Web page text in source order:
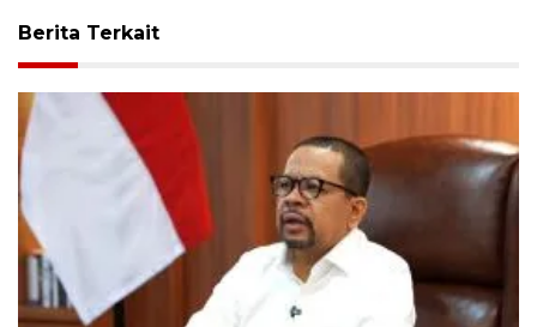
Berita Terkait